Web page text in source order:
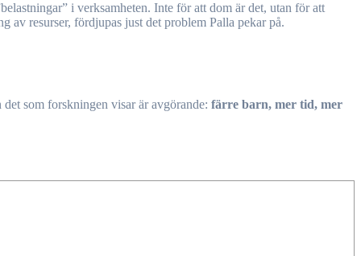
i verksamheten. Inte för att dom är det, utan för att
av resurser, fördjupas just det problem Palla pekar på.
som forskningen visar är avgörande: färre barn, mer tid, mer